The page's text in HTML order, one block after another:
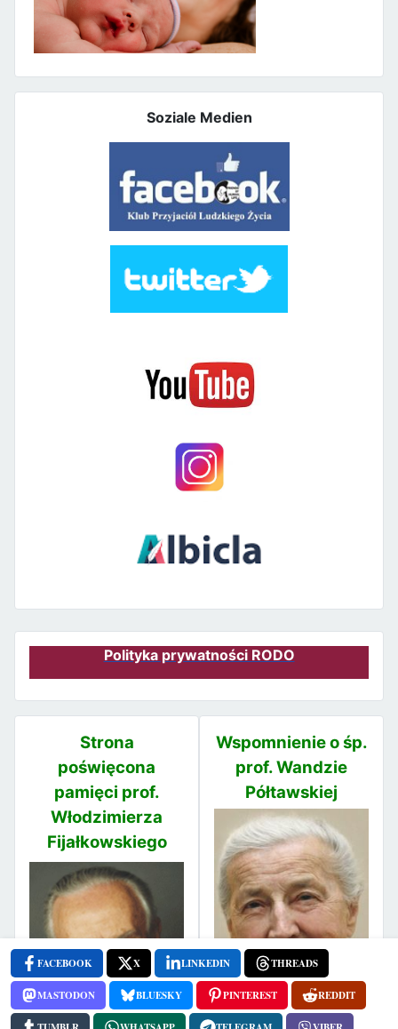
Soziale Medien
FACEBOOK X LINKEDIN THREADS
MASTODON BLUESKY PINTEREST REDDIT
Polityka prywatności RODO
Strona
poświęcona
pamięci prof.
Włodzimierza
Fijałkowskiego
Wspomnienie o śp.
prof. Wandzie
Półtawskiej